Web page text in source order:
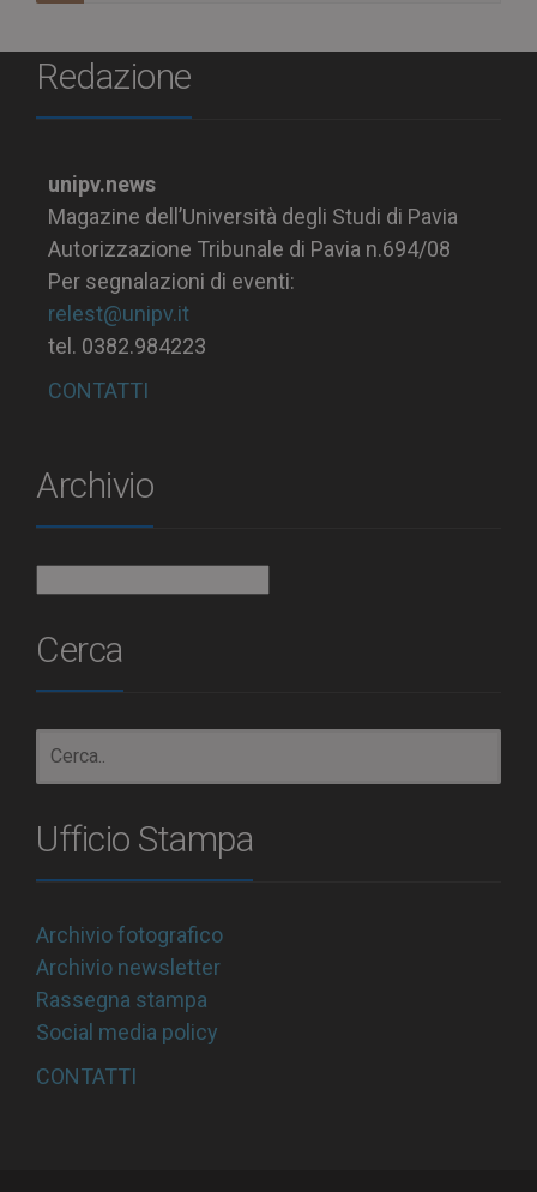
Redazione
unipv.news
Magazine dell’Università degli Studi di Pavia
Autorizzazione Tribunale di Pavia n.694/08
Per segnalazioni di eventi:
relest@unipv.it
tel. 0382.984223
CONTATTI
Archivio
Cerca
Ufficio Stampa
Archivio fotografico
Archivio newsletter
Rassegna stampa
Social media policy
CONTATTI